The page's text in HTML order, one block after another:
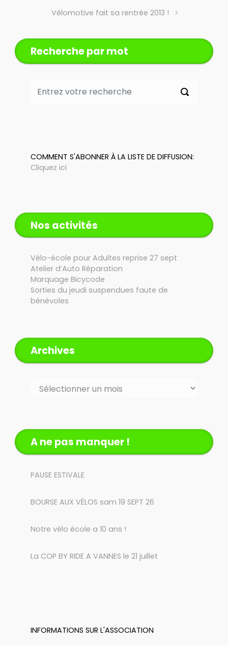
Vélomotive fait sa rentrée 2013 !
Recherche par mot
COMMENT S'ABONNER À LA LISTE DE DIFFUSION:
Cliquez ici
Nos activités
Vélo-école pour Adultes reprise 27 sept
Atelier d’Auto Réparation
Marquage Bicycode
Sorties du jeudi suspendues faute de
bénévoles
Archives
Archives
A ne pas manquer !
PAUSE ESTIVALE
BOURSE AUX VÉLOS sam 19 SEPT 26
Notre vélo école a 10 ans !
La COP BY RIDE A VANNES le 21 juillet
INFORMATIONS SUR L'ASSOCIATION